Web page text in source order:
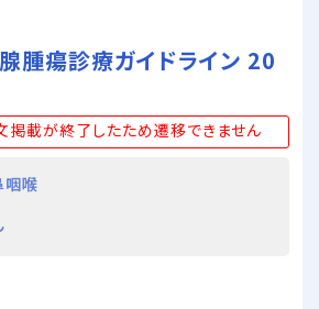
腺腫瘍診療ガイドライン 20
掲載が終了したため遷移できません
咽喉